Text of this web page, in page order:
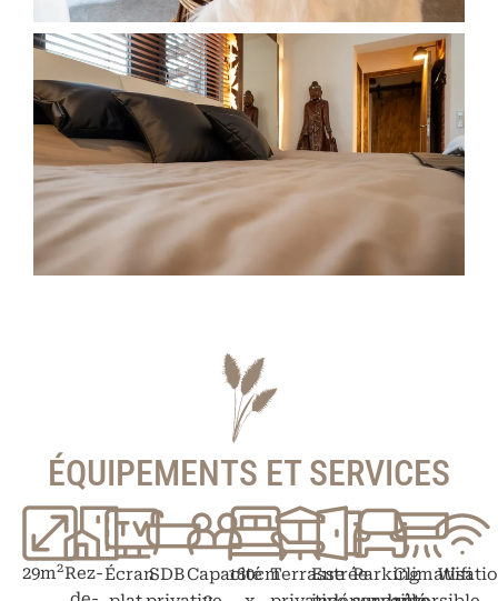
ÉQUIPEMENTS ET SERVICES
29m2Rez-ÉcranSDBCapacité
180cmTerrasse
EntréeParking
Wifi